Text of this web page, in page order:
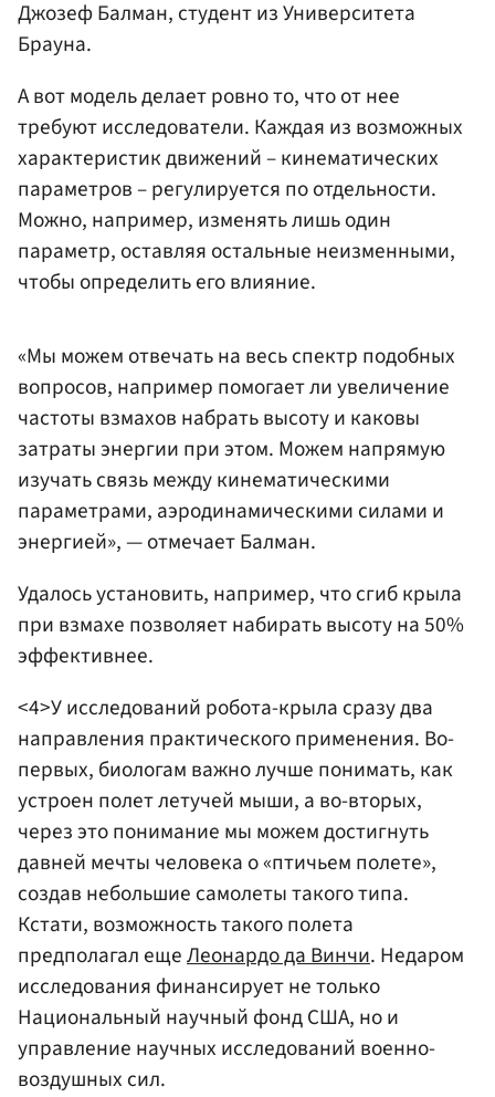
Джозеф Балман, студент из Университета
Брауна.
А вот модель делает ровно то, что от нее
требуют исследователи. Каждая из возможных
характеристик движений – кинематических
параметров – регулируется по отдельности.
Можно, например, изменять лишь один
параметр, оставляя остальные неизменными,
чтобы определить его влияние.
«Мы можем отвечать на весь спектр подобных
вопросов, например помогает ли увеличение
частоты взмахов набрать высоту и каковы
затраты энергии при этом. Можем напрямую
изучать связь между кинематическими
параметрами, аэродинамическими силами и
энергией», — отмечает Балман.
Удалось установить, например, что сгиб крыла
при взмахе позволяет набирать высоту на 50%
эффективнее.
<4>У исследований робота-крыла сразу два
направления практического применения. Во-
первых, биологам важно лучше понимать, как
устроен полет летучей мыши, а во-вторых,
через это понимание мы можем достигнуть
давней мечты человека о «птичьем полете»,
создав небольшие самолеты такого типа.
Кстати, возможность такого полета
предполагал ещеЛеонардо да Винчи. Недаром
исследования финансирует не только
Национальный научный фонд США, но и
управление научных исследований военно-
воздушных сил.